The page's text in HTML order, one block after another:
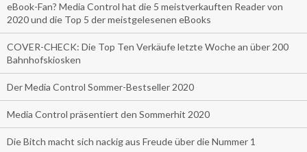
eBook-Fan? Media Control hat die 5 meistverkauften Reader von
2020 und die Top 5 der meistgelesenen eBooks
COVER-CHECK: Die Top Ten Verkäufe letzte Woche an über 200
Bahnhofskiosken
Der Media Control Sommer-Bestseller 2020
Media Control präsentiert den Sommerhit 2020
Die Bitch macht sich nackig aus Freude über die Nummer 1